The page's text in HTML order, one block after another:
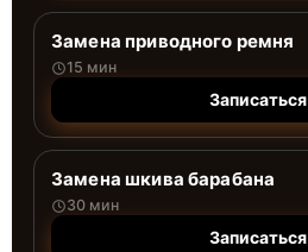
Замена приводного ремня
15 мин
Записаться
Замена шкива барабана
30 мин
Записаться